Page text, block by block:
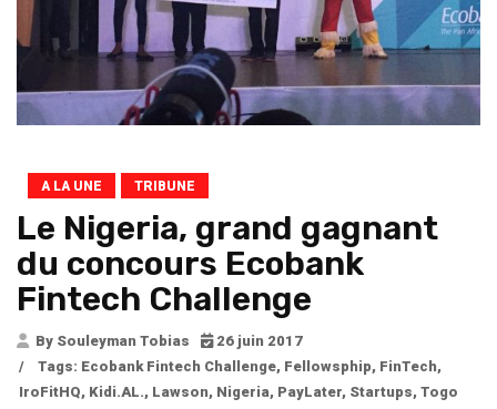
A LA UNE TRIBUNE
Le Nigeria, grand gagnant
du concours Ecobank
Fintech Challenge
By Souleyman Tobias
26 juin 2017
/
Tags: Ecobank Fintech Challenge, Fellowsphip, FinTech,
IroFitHQ, Kidi.AL., Lawson, Nigeria, PayLater, Startups, Togo